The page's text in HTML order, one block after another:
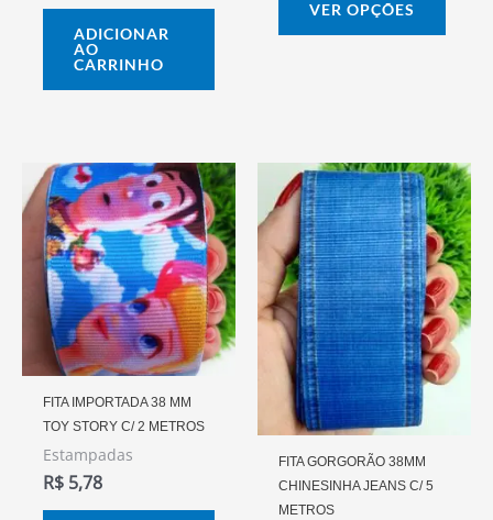
ADICIONAR
AO
CARRINHO
VER OPÇÕES
do
FITA IMPORTADA 38 MM
TOY STORY C/ 2 METROS
Estampadas
R$ 5,78
FITA GORGORÃO 38MM
CHINESINHA JEANS C/ 5
METROS